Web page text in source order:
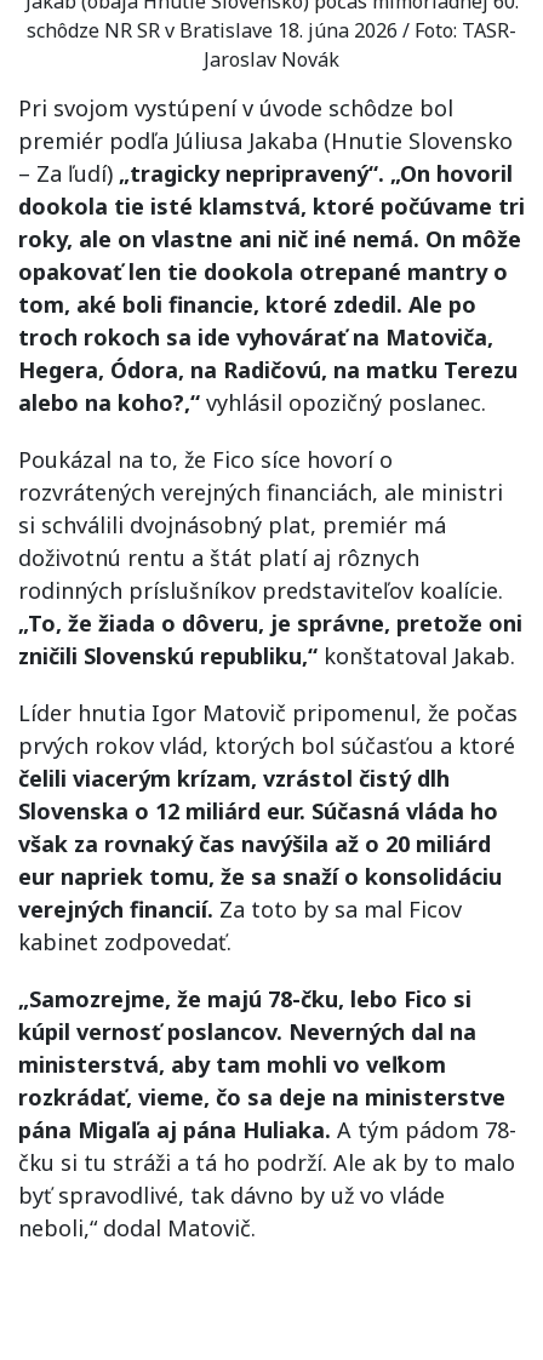
schôdze NR SR v Bratislave 18. júna 2026 / Foto: TASR-
Jaroslav Novák
Pri svojom vystúpení v úvode schôdze bol
premiér podľa Júliusa Jakaba (Hnutie Slovensko
– Za ľudí) „tragicky nepripravený“. „On hovoril
dookola tie isté klamstvá, ktoré počúvame tri
roky, ale on vlastne ani nič iné nemá. On môže
opakovať len tie dookola otrepané mantry o
tom, aké boli financie, ktoré zdedil. Ale po
troch rokoch sa ide vyhovárať na Matoviča,
Hegera, Ódora, na Radičovú, na matku Terezu
alebo na koho?,“ vyhlásil opozičný poslanec.
Poukázal na to, že Fico síce hovorí o
rozvrátených verejných financiách, ale ministri
si schválili dvojnásobný plat, premiér má
doživotnú rentu a štát platí aj rôznych
rodinných príslušníkov predstaviteľov koalície.
„To, že žiada o dôveru, je správne, pretože oni
zničili Slovenskú republiku,“ konštatoval Jakab.
Líder hnutia Igor Matovič pripomenul, že počas
prvých rokov vlád, ktorých bol súčasťou a ktoré
čelili viacerým krízam, vzrástol čistý dlh
Slovenska o 12 miliárd eur. Súčasná vláda ho
však za rovnaký čas navýšila až o 20 miliárd
eur napriek tomu, že sa snaží o konsolidáciu
verejných financií. Za toto by sa mal Ficov
kabinet zodpovedať.
„Samozrejme, že majú 78-čku, lebo Fico si
kúpil vernosť poslancov. Neverných dal na
ministerstvá, aby tam mohli vo veľkom
rozkrádať, vieme, čo sa deje na ministerstve
pána Migaľa aj pána Huliaka. A tým pádom 78-
čku si tu stráži a tá ho podrží. Ale ak by to malo
byť spravodlivé, tak dávno by už vo vláde
neboli,“ dodal Matovič.